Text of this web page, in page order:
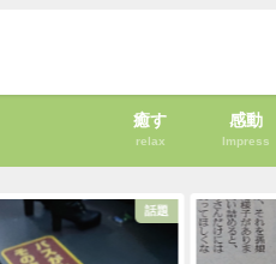
癒す
relax
感動
Impress
話題